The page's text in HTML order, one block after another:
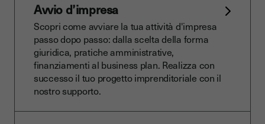
Avvio d’impresa
Scopri come avviare la tua attività d'impresa
passo dopo passo: dalla scelta della forma
giuridica, pratiche amministrative,
finanziamenti al business plan. Realizza con
successo il tuo progetto imprenditoriale con il
nostro supporto.